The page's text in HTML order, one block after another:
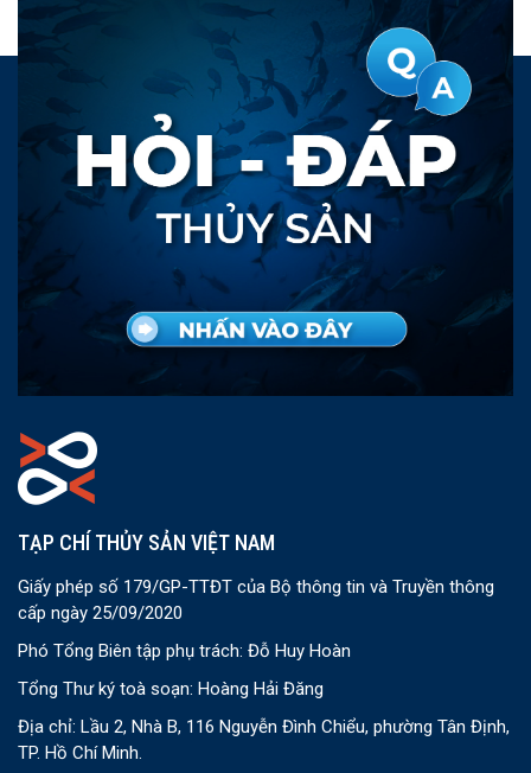
TẠP CHÍ THỦY SẢN VIỆT NAM
Giấy phép số 179/GP-TTĐT của Bộ thông tin và Truyền thông
cấp ngày 25/09/2020
Phó Tổng Biên tập phụ trách: Đỗ Huy Hoàn
Tổng Thư ký toà soạn: Hoàng Hải Đăng
Địa chỉ: Lầu 2, Nhà B, 116 Nguyễn Đình Chiểu, phường Tân Định,
TP. Hồ Chí Minh.